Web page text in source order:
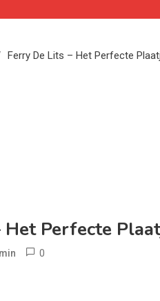
Ferry De Lits – Het Perfecte
Het Perfecte
0